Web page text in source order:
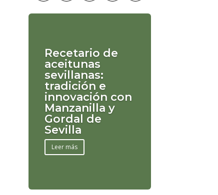
Recetario de
aceitunas
sevillanas:
tradición e
innovación con
Manzanilla y
Gordal de
Sevilla
Leer más